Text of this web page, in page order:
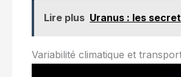
Lire plus Uranus : les
Variabilité climatique et